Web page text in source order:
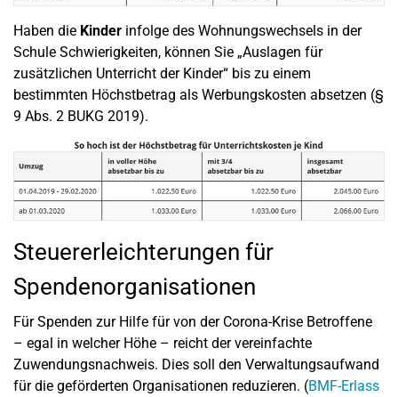
Haben die Kinder infolge des Wohnungswechsels in der
Schule Schwierigkeiten, können Sie „Auslagen für
zusätzlichen Unterricht der Kinder“ bis zu einem
bestimmten Höchstbetrag als Werbungskosten absetzen (§
9 Abs. 2 BUKG 2019).
Steuererleichterungen für
Spendenorganisationen
Für Spenden zur Hilfe für von der Corona-Krise Betroffene
– egal in welcher Höhe – reicht der vereinfachte
Zuwendungsnachweis. Dies soll den Verwaltungsaufwand
für die geförderten Organisationen reduzieren. (BMF-Erlass